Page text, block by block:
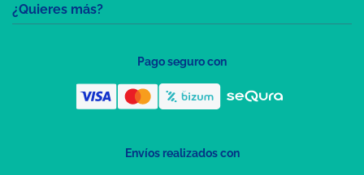
¿Quieres más?
Pago seguro con
Envíos realizados con